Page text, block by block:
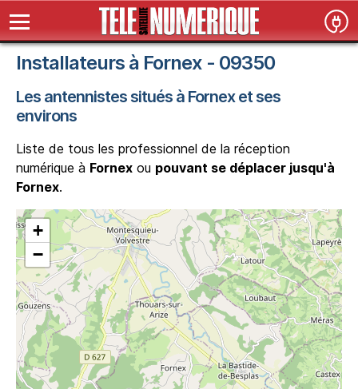
Installateurs à Fornex - 09350
Les antennistes situés à Fornex et ses
environs
Liste de tous les professionnel de la réception
numérique à Fornex ou pouvant se déplacer jusqu'à
Fornex.
+
−